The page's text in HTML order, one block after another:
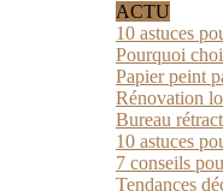
ACTU
10 astuces
Pourquoi
Papier peint
Rénovation
Bureau
10 astuces
7 conseils
Tendances